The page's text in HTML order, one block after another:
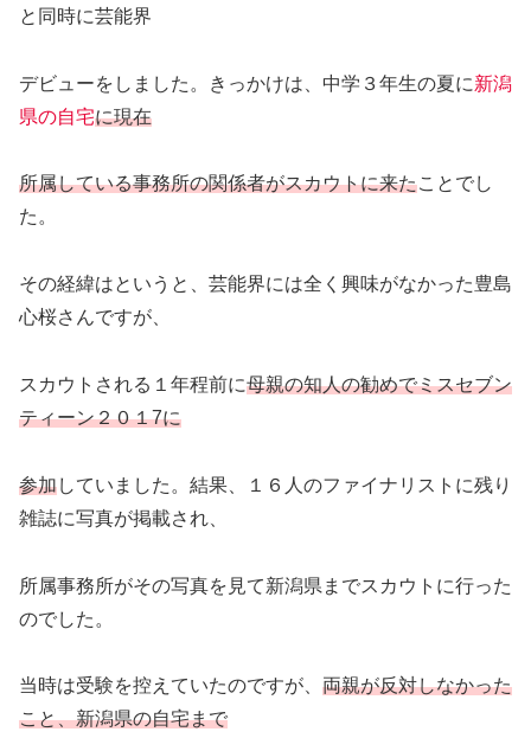
と同時に芸能界
デビューをしました。きっかけは、中学３年生の夏に新潟
県の自宅に現在
所属している事務所の関係者がスカウトに来たことでし
た。
その経緯はというと、芸能界には全く興味がなかった豊島
心桜さんですが、
スカウトされる１年程前に母親の知人の勧めでミスセブン
ティーン２０１7に
参加していました。結果、１６人のファイナリストに残り
雑誌に写真が掲載され、
所属事務所がその写真を見て新潟県までスカウトに行った
のでした。
当時は受験を控えていたのですが、 両親が反対しなかった
こと、新潟県の自宅まで